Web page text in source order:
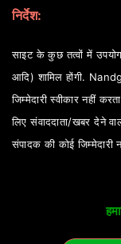
निर्देश:
साइट के कुछ तत्वों में
आदि) शामिल होंगी.
जिम्मेदारी स्वीकार नहीं
लिए संवाददाता/खबर देने
संपादक की कोई जिम्मेदारी